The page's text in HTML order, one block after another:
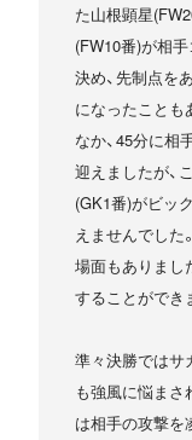
た山根顕星
(FW10番)が相
決め、先制点を
になったことも
なか、45分に相
迎えましたが、
(GK1番)がビッ
えませんでした
場面もありまし
することができ
準々決勝ではサ
も強風に悩まさ
は相手の攻撃を